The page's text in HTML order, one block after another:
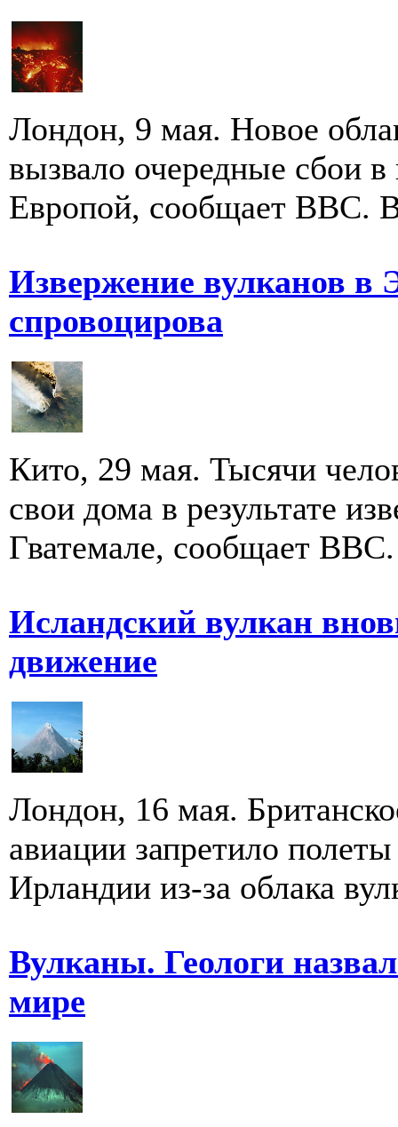
Лондон, 9 мая. Новое
вызвало очередные сбои
Европой, сообщает BBC.
Извержение вулканов в
спровоцирова
Кито, 29 мая. Тысячи
свои дома в результате
Гватемале, сообщает
Исландский вулкан
движение
Лондон, 16 мая.
авиации запретило
Ирландии из-за облака
Вулканы. Геологи
мире